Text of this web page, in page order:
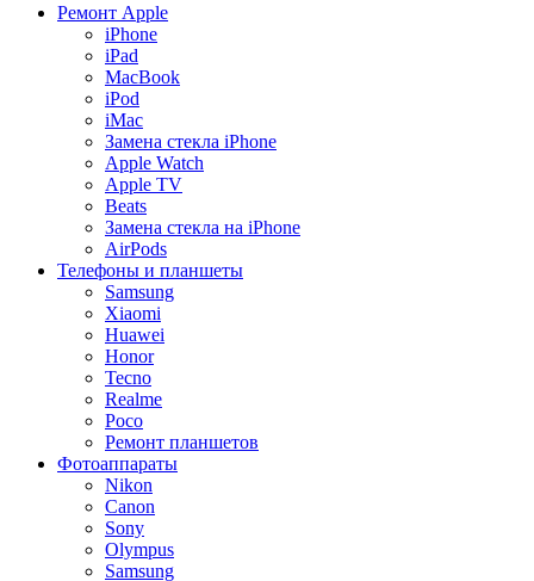
Ремонт Apple
iPhone
iPad
MacBook
iPod
iMac
Замена стекла iPhone
Apple Watch
Apple TV
Beats
Замена стекла на iPhone
AirPods
Телефоны и планшеты
Samsung
Xiaomi
Huawei
Honor
Tecno
Realme
Poco
Ремонт планшетов
Фотоаппараты
Nikon
Canon
Sony
Olympus
Samsung